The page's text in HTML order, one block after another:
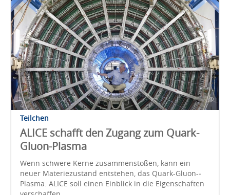
Teilchen
ALICE schafft den Zugang zum Quark-
Gluon-Plasma
Wenn schwere Kerne zusammen­stoßen, kann ein
neuer Materie­zustand ent­stehen, das Quark-­Gluon-­
Plasma. ALICE soll einen Ein­blick in die Eigen­schaften